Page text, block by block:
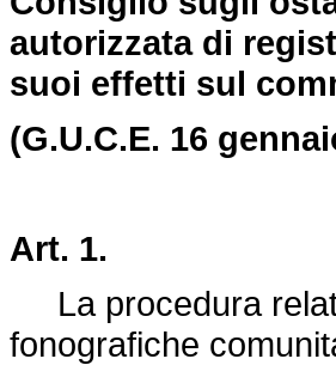
autorizzata di
suoi effetti sul
(G.U.C.E. 16
Art. 1.
La procedura
fonografiche